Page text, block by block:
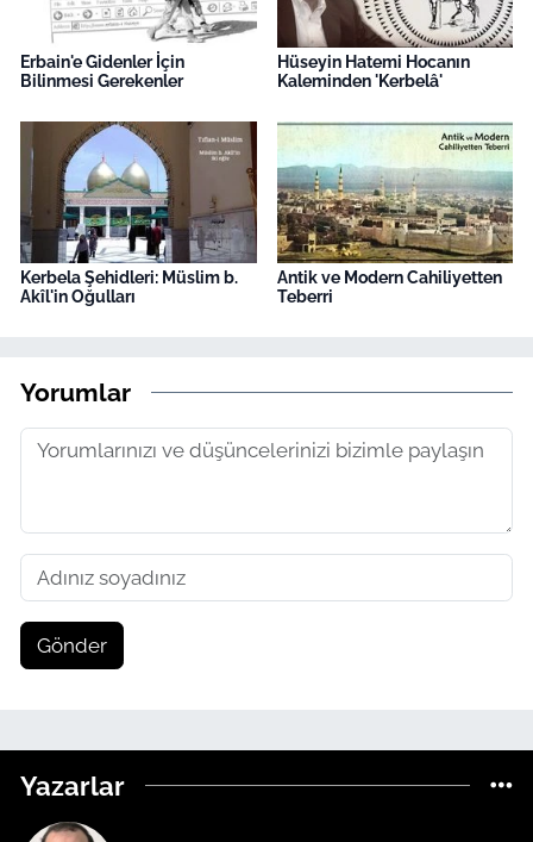
Erbain'e Gidenler İçin
Bilinmesi Gerekenler
Hüseyin Hatemi Hocanın
Kaleminden 'Kerbelâ'
Kerbela Şehidleri: Müslim b.
Akîl'in Oğulları
Antik ve Modern Cahiliyetten
Teberri
Yorumlar
Gönder
Yazarlar